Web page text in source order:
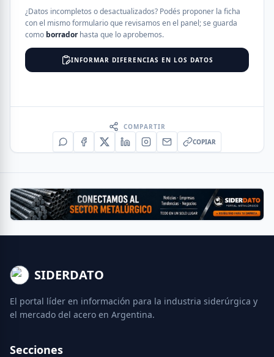
¿Datos incompletos o desactualizados? Podés proponer la ficha
con el mismo formulario que revisamos en el panel; se guarda
como borradorhasta que lo aprobemos.
INFORMAR DIFERENCIAS EN LOS DATOS
COMPARTIR
COPIAR
SIDERDATO
El portal líder en información para la industria siderúrgica y
el mercado del acero en Argentina.
Secciones